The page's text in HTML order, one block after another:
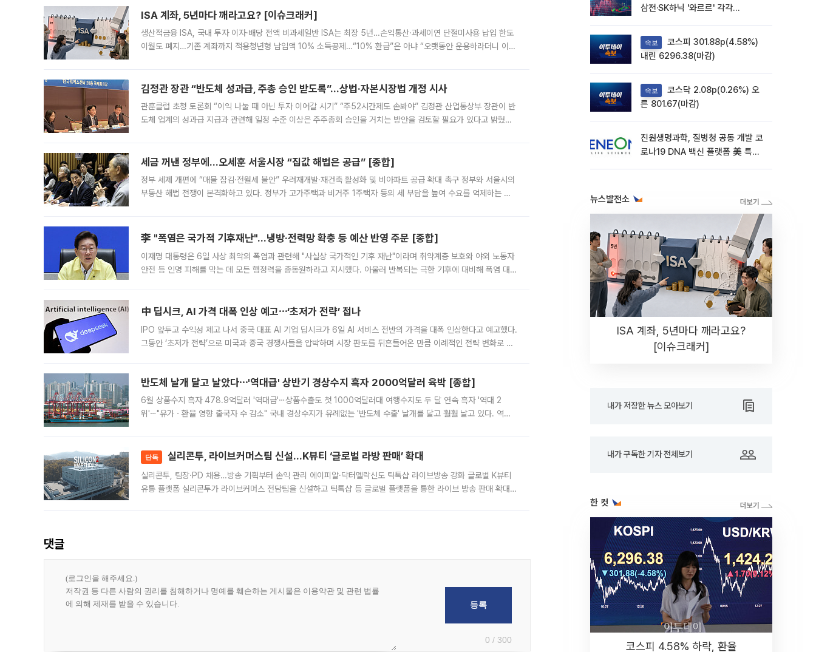
ISA 계좌, 5년마다 깨라고요? [이슈크래커]
생산적금융 ISA, 국내 투자 이자·배당 전액 비과세일반 ISA는 최장 5년…손익통산·과세이연 단절미사용 납입 한도
이월도 폐지…기존 계좌까지 적용청년형 납입액 10% 소득공제…“10% 환급”은 아냐 “오랫동안 운용하라더니 이제
김정관 장관 “반도체 성과급, 주총 승인 받도록”…상법·자본시장법 개정 시사
관훈클럽 초청 토론회 “이익 나눌 때 아닌 투자 이어갈 시기” “주52시간제도 손봐야” 김정관 산업통상부 장관이 반
도체 업계의 성과급 지급과 관련해 일정 수준 이상은 주주총회 승인을 거치는 방안을 검토할 필요가 있다고 밝혔다.
세금 꺼낸 정부에…오세훈 서울시장 “집값 해법은 공급” [종합]
정부 세제 개편에 “매물 잠김·전월세 불안” 우려재개발·재건축 활성화 및 비아파트 공급 확대 촉구 정부와 서울시의
부동산 해법 전쟁이 본격화하고 있다. 정부가 고가주택과 비거주 1주택자 등의 세 부담을 높여 수요를 억제하는 카
李 "폭염은 국가적 기후재난"…냉방·전력망 확충 등 예산 반영 주문 [종합]
이재명 대통령은 6일 사상 최악의 폭염과 관련해 "사실상 국가적인 기후 재난"이라며 취약계층 보호와 야외 노동자
안전 등 인명 피해를 막는 데 모든 행정력을 총동원하라고 지시했다. 아울러 반복되는 극한 기후에 대비해 폭염 대응
中 딥시크, AI 가격 대폭 인상 예고⋯‘초저가 전략’ 접나
IPO 앞두고 수익성 제고 나서 중국 대표 AI 기업 딥시크가 6일 AI 서비스 전반의 가격을 대폭 인상한다고 예고했다.
그동안 ‘초저가 전략’으로 미국과 중국 경쟁사들을 압박하며 시장 판도를 뒤흔들어온 만큼 이례적인 전략 변화로 평
반도체 날개 달고 날았다⋯'역대급' 상반기 경상수지 흑자 2000억달러 육박 [종합]
6월 상품수지 흑자 478.9억달러 '역대급'⋯상품수출도 첫 1000억달러대 여행수지도 두 달 연속 흑자 '역대 2
위'⋯"유가ㆍ환율 영향 출국자 수 감소" 국내 경상수지가 유례없는 '반도체 수출' 날개를 달고 훨훨 날고 있다. 역대
단독 실리콘투, 라이브커머스팀 신설…K뷰티 ‘글로벌 라방 판매’ 확대
실리콘투, 팀장·PD 채용…방송 기획부터 손익 관리 에이피알·닥터멜락신도 틱톡샵 라이브방송 강화 글로벌 K뷰티
유통 플랫폼 실리콘투가 라이브커머스 전담팀을 신설하고 틱톡샵 등 글로벌 플랫폼을 통한 라이브 방송 판매 확대에
댓글
0 / 300
삼전·SK하닉 '와르르' 각각
속보
내린 6296.38(마감)
속보
른 801.67(마감)
진원생명과학, 질병청 공동 개발 코
로나19 DNA 백신 플랫폼 美 특허
뉴스발전소
ISA 계좌, 5년마다 깨라고요?
[이슈크래커]
내가 저장한 뉴스 모아보기
내가 구독한 기자 전체보기
한 컷
코스피 4.58% 하락, 환율